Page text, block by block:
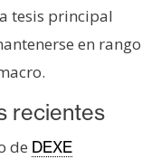
tesis principal
en rango
recientes
de DEXE